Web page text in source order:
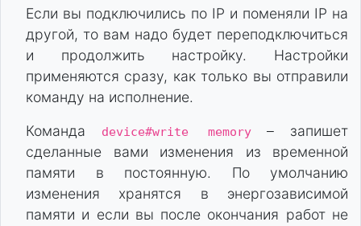
Если вы подключились по IP и поменяли IP на
другой, то вам надо будет переподключиться
и продолжить настройку. Настройки
применяются сразу, как только вы отправили
команду на исполнение.
Команда
device#write memory– запишет
сделанные вами изменения из временной
памяти в постоянную. По умолчанию
изменения хранятся в энергозависимой
памяти и если вы после окончания работ не